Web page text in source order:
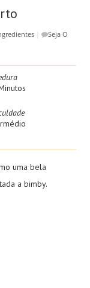
|
Seja O
uma bela
a bimby.